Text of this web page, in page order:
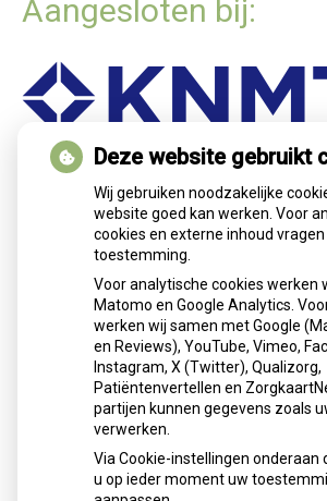
Aangesloten bij:
Nieuws
Let op: valse Infomedics-
openstaande rekening
Tanden bleken? Laat het
Gezond tandvlees: de basis
gezonde mond
Naar de tandarts in het
je hoede!
(Mond)zorgkosten gemaakt
of die aftrekbaar zijn
Deze website gebruikt
Wij gebruiken noodzakelijke
website goed kan werken. Voor
cookies en externe inhoud
toestemming.
Voor analytische cookies werken
Matomo en Google Analytics.
werken wij samen met Google
en Reviews), YouTube, Vimeo,
Instagram, X (Twitter), Qualizorg,
Patiëntenvertellen en
partijen kunnen gegevens zoals
verwerken.
Via Cookie-instellingen onderaan
u op ieder moment uw